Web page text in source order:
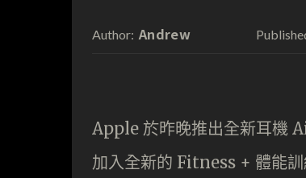
Author: Andrew
Apple 於昨晚推出全新耳機
加入全新的 Fitness + 體能